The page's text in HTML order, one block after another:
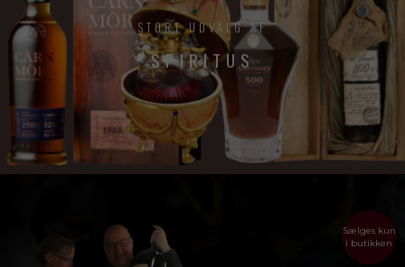
STORT UDVALG AF
SPIRITUS
Sælges kun
i butikken